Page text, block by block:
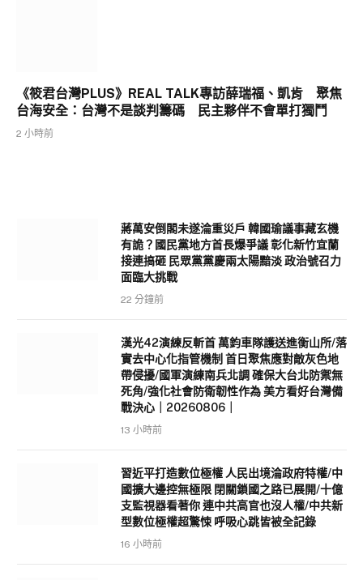
《筱君台灣PLUS》REAL TALK專訪薛瑞福、凱肯 聚焦
台海安全：台灣不是談判籌碼 民主夥伴不會單打獨鬥
2 小時前
蔣萬安倒閣未遂淪重災戶 韓國瑜議事藏玄機
有詭？國民黨地方首長爆爭議 彰化新竹宜蘭
接連搞砸 民眾黨黨慶兩太陽黯淡 政治號召力
面臨大挑戰
22 分鐘前
漢光42演練反斬首 萬鈞車隊護送進衡山所/落
實去中心化指管機制 首日聚焦應對敵灰色地
帶侵擾/國軍演練南兵北調 確保大台北防禦無
死角/強化社會防衛韌性作為 美方看好台灣備
戰決心｜20260806｜
13 小時前
習近平打造數位極權 人民出境淪政府特權/中
國擴大邊控無極限 閉關鎖國之路已展開/十億
支監視器看著你 連中共高官也沒人權/中共新
型數位極權超驚悚 呼吸心跳皆被全記錄
16 小時前